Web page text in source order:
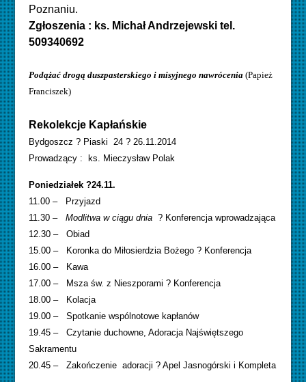
Poznaniu.
Zgłoszenia : ks. Michał Andrzejewski tel.
509340692
Podążać drogąduszpasterskiego i misyjnego nawrócenia (Papież
Franciszek)
Rekolekcje Kapłańskie
Bydgoszcz ? Piaski 24 ? 26.11.2014
Prowadzący : ks. Mieczysław Polak
Poniedziałek ?24.11.
11.00 – Przyjazd
11.30 –Modlitwa w ciągu dnia ? Konferencja wprowadzająca
12.30 – Obiad
15.00 – Koronka do Miłosierdzia Bożego ? Konferencja
16.00 – Kawa
17.00 – Msza św. z Nieszporami ? Konferencja
18.00 – Kolacja
19.00 – Spotkanie wspólnotowe kapłanów
19.45 – Czytanie duchowne, Adoracja Najświętszego
Sakramentu
20.45 – Zakończenie adoracji ? Apel Jasnogórski i Kompleta